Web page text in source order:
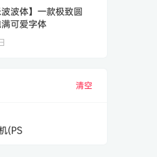
波波体】一款极致圆
可爱字体
清空
(PS